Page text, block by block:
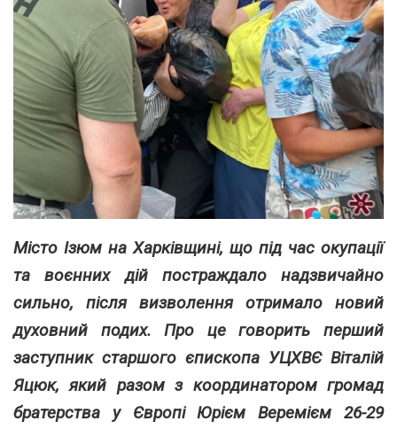
Місто Ізюм на Харківщині, що під час окупації
та воєнних дій постраждало надзвичайно
сильно, після визволення отримало новий
духовний подих. Про це говорить перший
заступник старшого єпископа УЦХВЄ Віталій
Яцюк, який разом з координатором громад
братерства у Європі Юрієм Веремієм 26-29